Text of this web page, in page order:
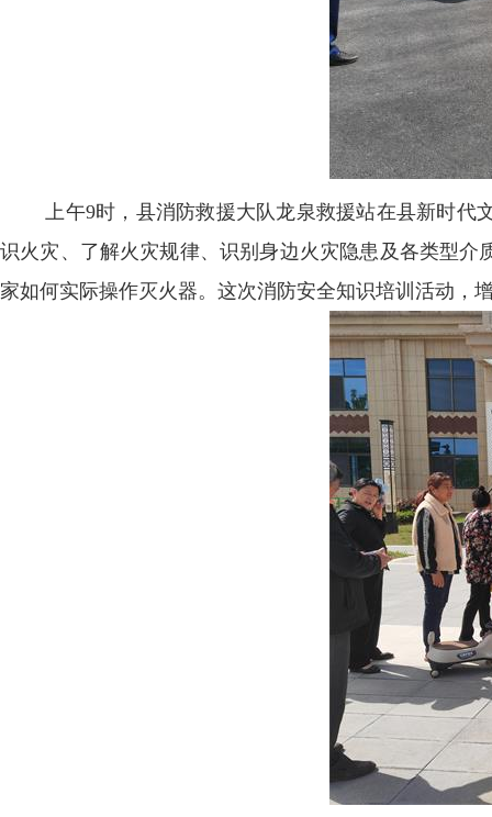
上午9时，县消防救援大队龙泉救援站在县新时代
识火灾、了解火灾规律、识别身边火灾隐患及各类型
家如何实际操作灭火器。这次消防安全知识培训活动，